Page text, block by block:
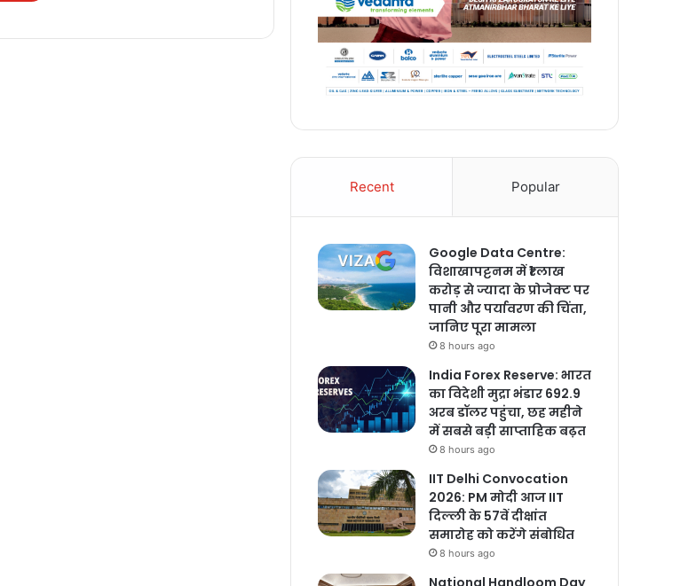
Recent Popular
Google Data Centre:
विशाखापट्टनम में ₹1 लाख
करोड़ से ज्यादा के प्रोजेक्ट पर
पानी और पर्यावरण की चिंता,
जानिए पूरा मामला
8 hours ago
India Forex Reserve: भारत
का विदेशी मुद्रा भंडार 692.9
अरब डॉलर पहुंचा, छह महीने
में सबसे बड़ी साप्ताहिक बढ़त
8 hours ago
IIT Delhi Convocation
2026: PM मोदी आज IIT
दिल्ली के 57वें दीक्षांत
समारोह को करेंगे संबोधित
8 hours ago